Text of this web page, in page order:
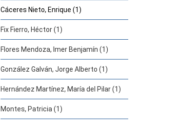
Cáceres Nieto, Enrique (1)
Fix Fierro, Héctor (1)
Flores Mendoza, Imer Benjamín (1)
González Galván, Jorge Alberto (1)
Hernández Martínez, María del Pilar (1)
Montes, Patricia (1)